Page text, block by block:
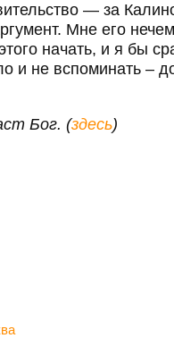
— за
Мне его
начать, и я бы
и не вспоминать –
Бог. (здесь)